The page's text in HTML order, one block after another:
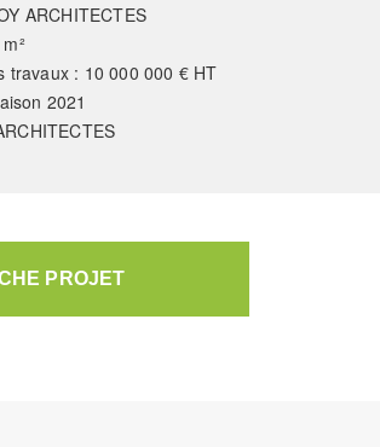
ARCHITECTES
travaux : 10 000 000 € HT
2021
PROJET